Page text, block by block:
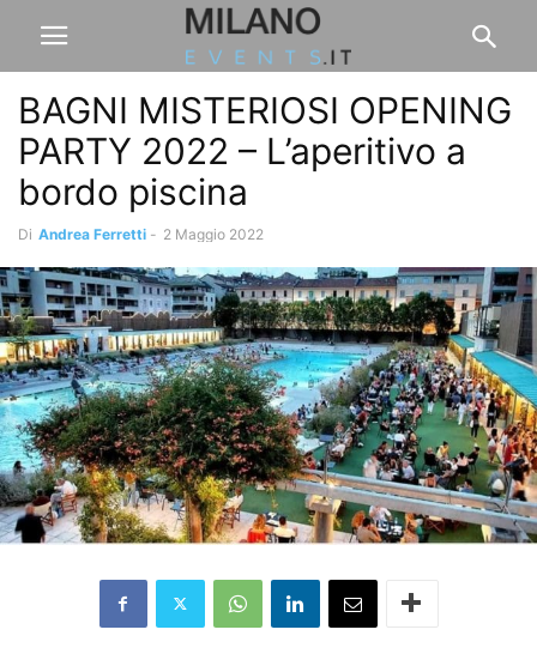
BAGNI MISTERIOSI OPENING
PARTY 2022 – L’aperitivo a
bordo piscina
Di Andrea Ferretti - 2 Maggio 2022